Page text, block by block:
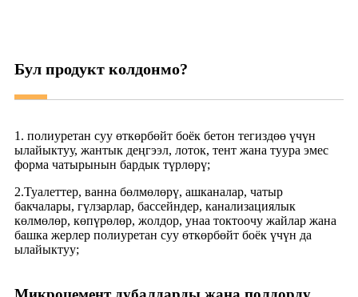
Бул продукт колдонмо?
1. полиуретан суу өткөрбөйт боёк бетон тегиздөө үчүн
ылайыктуу, жантык деңгээл, лоток, тент жана туура эмес
форма чатырынын бардык түрлөрү;
2.Туалеттер, ванна бөлмөлөрү, ашканалар, чатыр
бакчалары, гүлзарлар, бассейндер, канализациялык
көлмөлөр, көпүрөлөр, жолдор, унаа токтоочу жайлар жана
башка жерлер полиуретан суу өткөрбөйт боёк үчүн да
ылайыктуу;